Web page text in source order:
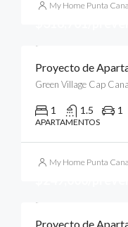
My Home Punta Cana
Green Village Cap
1 1.5 1
APARTAMENTOS
My Home Punta Cana